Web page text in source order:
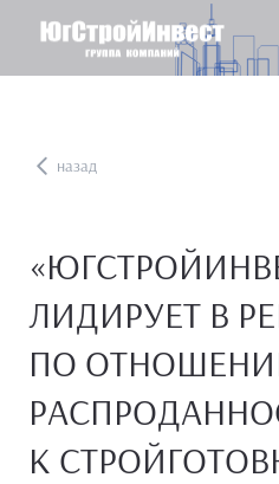
назад
ЛИДИРУЕТ В
ПО
К